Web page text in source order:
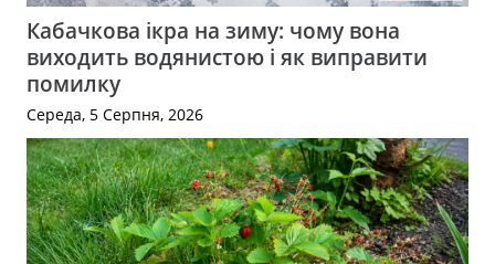
Кабачкова ікра на зиму: чому вона
виходить водянистою і як виправити
помилку
Середа, 5 Серпня, 2026